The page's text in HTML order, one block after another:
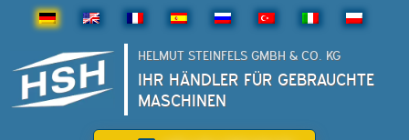
HELMUT STEINFELS GMBH & CO. KG
IHR HÄNDLER FÜR GEBRAUCHTE
MASCHINEN